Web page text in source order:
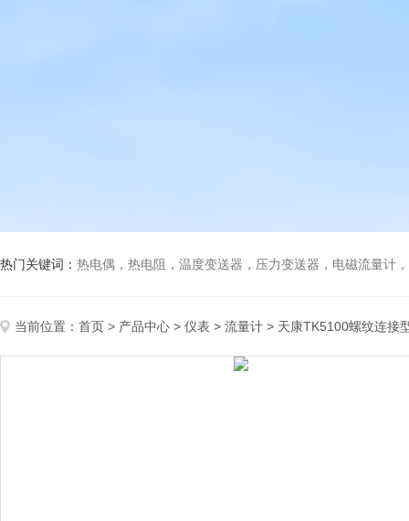
热门关键词： 热电偶，热电阻，温度变送器，压力变送器，电磁流量计，
当前位置： 首页 > 产品中心 > 仪表 > 流量计 > 天康TK5100螺纹连接